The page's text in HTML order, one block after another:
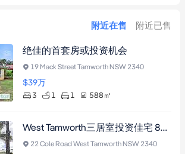
附近在售 附近已售
绝佳的首套房或投资机会
19 Mack Street Tamworth NSW 2340
$39万
3 1 1 588 ㎡
West Tamworth三居室投资佳宅 88平方米温馨居所 567平方米地块 长期租约收益稳定 步行至学校超市
22 Cole Road West Tamworth NSW 2340